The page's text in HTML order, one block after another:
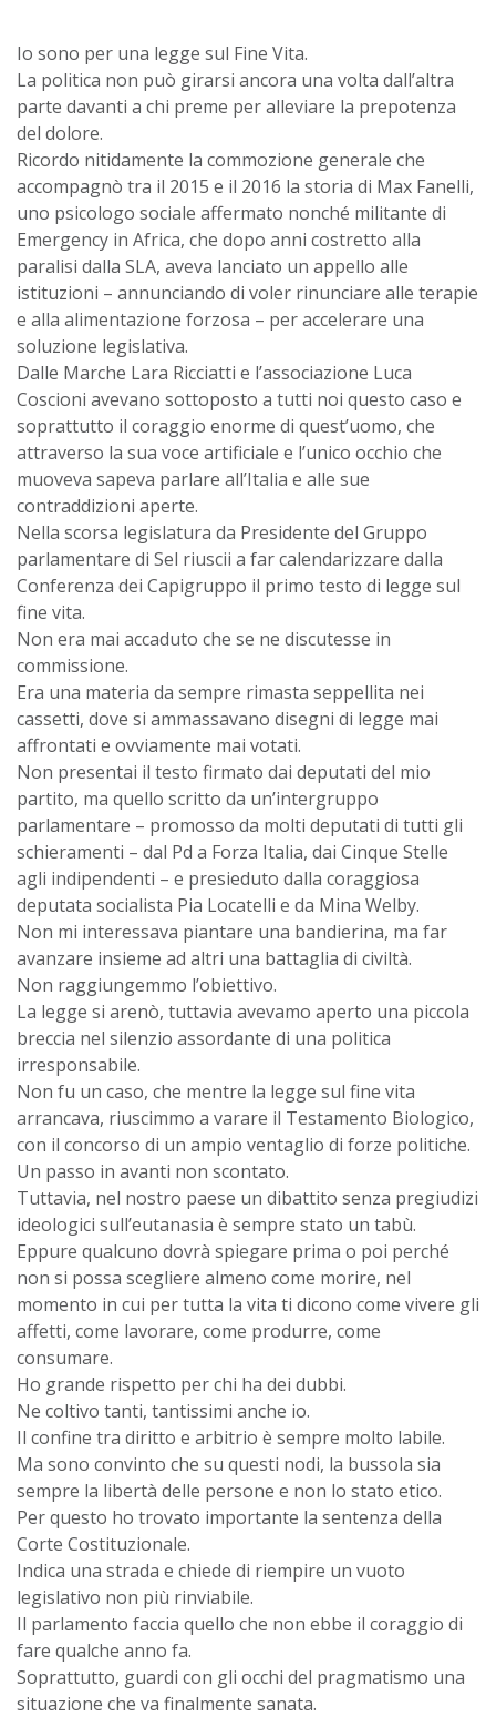
Io sono per una legge sul Fine Vita.
La politica non può girarsi ancora una volta dall’altra
parte davanti a chi preme per alleviare la prepotenza
del dolore.
Ricordo nitidamente la commozione generale che
accompagnò tra il 2015 e il 2016 la storia di Max Fanelli,
uno psicologo sociale affermato nonché militante di
Emergency in Africa, che dopo anni costretto alla
paralisi dalla SLA, aveva lanciato un appello alle
istituzioni – annunciando di voler rinunciare alle terapie
e alla alimentazione forzosa – per accelerare una
soluzione legislativa.
Dalle Marche Lara Ricciatti e l’associazione Luca
Coscioni avevano sottoposto a tutti noi questo caso e
soprattutto il coraggio enorme di quest’uomo, che
attraverso la sua voce artificiale e l’unico occhio che
muoveva sapeva parlare all’Italia e alle sue
contraddizioni aperte.
Nella scorsa legislatura da Presidente del Gruppo
parlamentare di Sel riuscii a far calendarizzare dalla
Conferenza dei Capigruppo il primo testo di legge sul
fine vita.
Non era mai accaduto che se ne discutesse in
commissione.
Era una materia da sempre rimasta seppellita nei
cassetti, dove si ammassavano disegni di legge mai
affrontati e ovviamente mai votati.
Non presentai il testo firmato dai deputati del mio
partito, ma quello scritto da un’intergruppo
parlamentare – promosso da molti deputati di tutti gli
schieramenti – dal Pd a Forza Italia, dai Cinque Stelle
agli indipendenti – e presieduto dalla coraggiosa
deputata socialista Pia Locatelli e da Mina Welby.
Non mi interessava piantare una bandierina, ma far
avanzare insieme ad altri una battaglia di civiltà.
Non raggiungemmo l’obiettivo.
La legge si arenò, tuttavia avevamo aperto una piccola
breccia nel silenzio assordante di una politica
irresponsabile.
Non fu un caso, che mentre la legge sul fine vita
arrancava, riuscimmo a varare il Testamento Biologico,
con il concorso di un ampio ventaglio di forze politiche.
Un passo in avanti non scontato.
Tuttavia, nel nostro paese un dibattito senza pregiudizi
ideologici sull’eutanasia è sempre stato un tabù.
Eppure qualcuno dovrà spiegare prima o poi perché
non si possa scegliere almeno come morire, nel
momento in cui per tutta la vita ti dicono come vivere gli
affetti, come lavorare, come produrre, come
consumare.
Ho grande rispetto per chi ha dei dubbi.
Ne coltivo tanti, tantissimi anche io.
Il confine tra diritto e arbitrio è sempre molto labile.
Ma sono convinto che su questi nodi, la bussola sia
sempre la libertà delle persone e non lo stato etico.
Per questo ho trovato importante la sentenza della
Corte Costituzionale.
Indica una strada e chiede di riempire un vuoto
legislativo non più rinviabile.
Il parlamento faccia quello che non ebbe il coraggio di
fare qualche anno fa.
Soprattutto, guardi con gli occhi del pragmatismo una
situazione che va finalmente sanata.